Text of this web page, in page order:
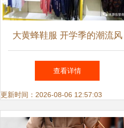
大黄蜂鞋服 开学季的潮流风
潮，如何引领学生新风尚
查看详情
更新时间：2026-08-06 12:57:03